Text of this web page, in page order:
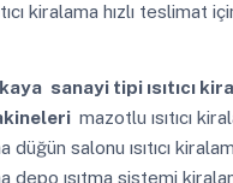
kiralama hızlı teslimat
sanayi tipi ısıtıcı
mazotlu ısıtıcı
düğün salonu ısıtıcı
depo ısıtma sistemi